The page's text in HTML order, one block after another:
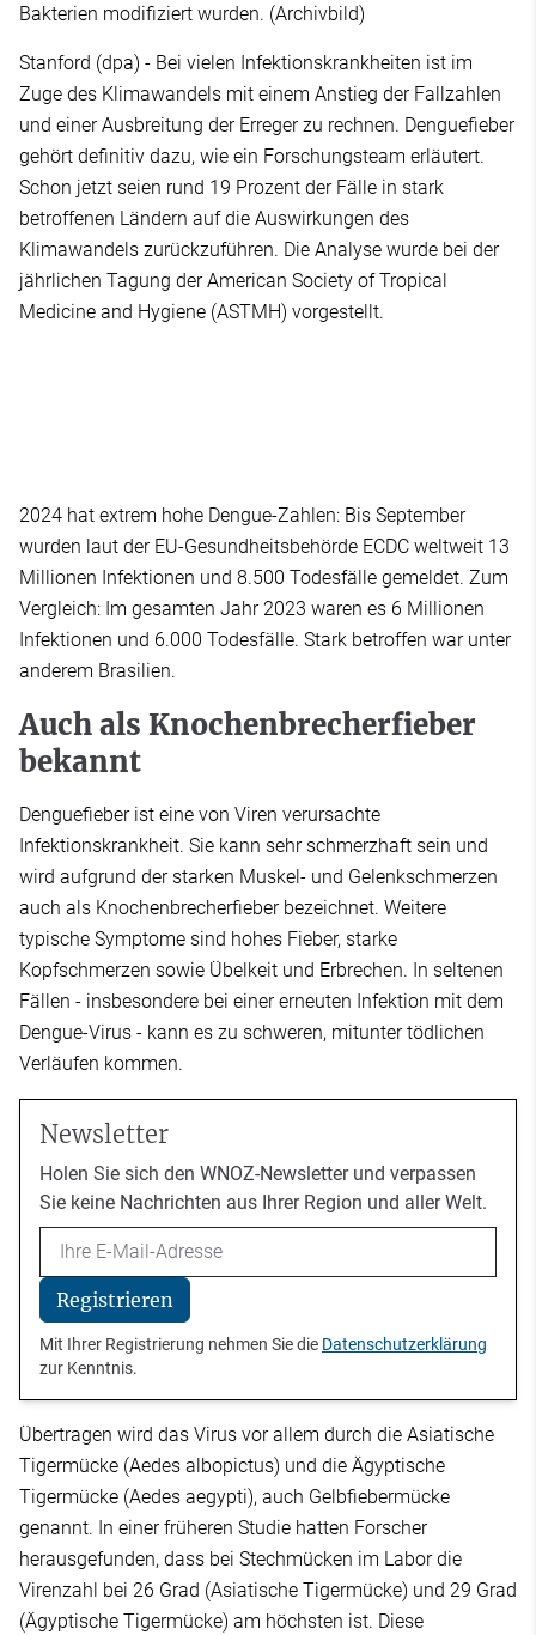
Bakterien modifiziert wurden. (Archivbild)
Stanford (dpa) - Bei vielen Infektionskrankheiten ist im
Zuge des Klimawandels mit einem Anstieg der Fallzahlen
und einer Ausbreitung der Erreger zu rechnen. Denguefieber
gehört definitiv dazu, wie ein Forschungsteam erläutert.
Schon jetzt seien rund 19 Prozent der Fälle in stark
betroffenen Ländern auf die Auswirkungen des
Klimawandels zurückzuführen. Die Analyse wurde bei der
jährlichen Tagung der American Society of Tropical
Medicine and Hygiene (ASTMH) vorgestellt.
2024 hat extrem hohe Dengue-Zahlen: Bis September
wurden laut der EU-Gesundheitsbehörde ECDC weltweit 13
Millionen Infektionen und 8.500 Todesfälle gemeldet. Zum
Vergleich: Im gesamten Jahr 2023 waren es 6 Millionen
Infektionen und 6.000 Todesfälle. Stark betroffen war unter
anderem Brasilien.
Auch als Knochenbrecherfieber
bekannt
Denguefieber ist eine von Viren verursachte
Infektionskrankheit. Sie kann sehr schmerzhaft sein und
wird aufgrund der starken Muskel- und Gelenkschmerzen
auch als Knochenbrecherfieber bezeichnet. Weitere
typische Symptome sind hohes Fieber, starke
Kopfschmerzen sowie Übelkeit und Erbrechen. In seltenen
Fällen - insbesondere bei einer erneuten Infektion mit dem
Dengue-Virus - kann es zu schweren, mitunter tödlichen
Verläufen kommen.
Newsletter
Holen Sie sich den WNOZ-Newsletter und verpassen
Sie keine Nachrichten aus Ihrer Region und aller Welt.
Email
Registrieren
Mit Ihrer Registrierung nehmen Sie die Datenschutzerklärung
zur Kenntnis.
Übertragen wird das Virus vor allem durch die Asiatische
Tigermücke (Aedes albopictus) und die Ägyptische
Tigermücke (Aedes aegypti), auch Gelbfiebermücke
genannt. In einer früheren Studie hatten Forscher
herausgefunden, dass bei Stechmücken im Labor die
Virenzahl bei 26 Grad (Asiatische Tigermücke) und 29 Grad
(Ägyptische Tigermücke) am höchsten ist. Diese